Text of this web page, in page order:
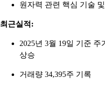
원자력 관련 핵심 기술
최근실적:
2025년 3월 19일 기준 주
상승
거래량 34,395주 기록